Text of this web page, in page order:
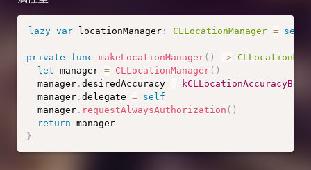
lazy var locationManager : CLLocationManager = self
private func makeLocationManager ( ) ->
let manager = CLLocationManager ( )
  manager
. desiredAccuracy =
kCLLocationAccuracyBest
  manager
. delegate = self
  manager
. requestAlwaysAuthorization ( )
return
}